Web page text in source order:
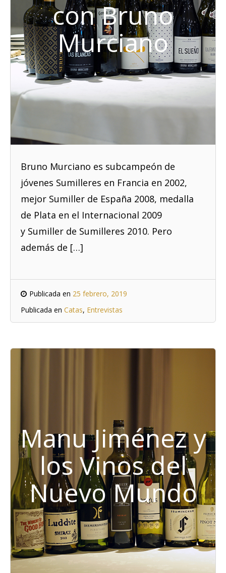
con Bruno
Murciano
Bruno Murciano es subcampeón de
jóvenes Sumilleres en Francia en 2002,
mejor Sumiller de España 2008, medalla
de Plata en el Internacional 2009
y Sumiller de Sumilleres 2010. Pero
además de […]
Publicada en 25 febrero, 2019
Publicada en Catas, Entrevistas
Manu Jiménez y
los Vinos del
Nuevo Mundo